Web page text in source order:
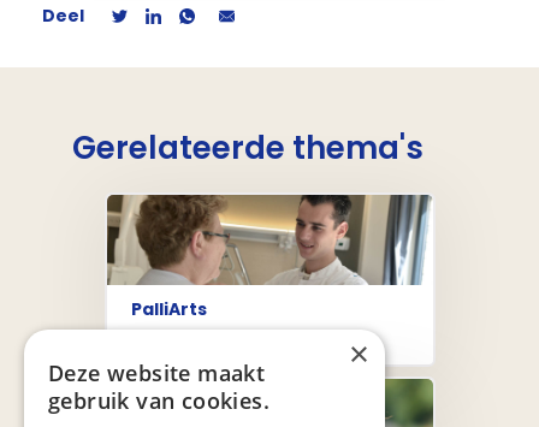
Deel
Gerelateerde thema's
PalliArts
×
Deze website maakt
gebruik van cookies.